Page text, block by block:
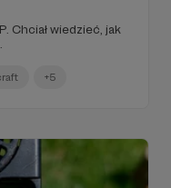
Chciał wiedzieć, jak
+5